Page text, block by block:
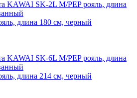
длина 180 см, черный
длина 214 см, черный